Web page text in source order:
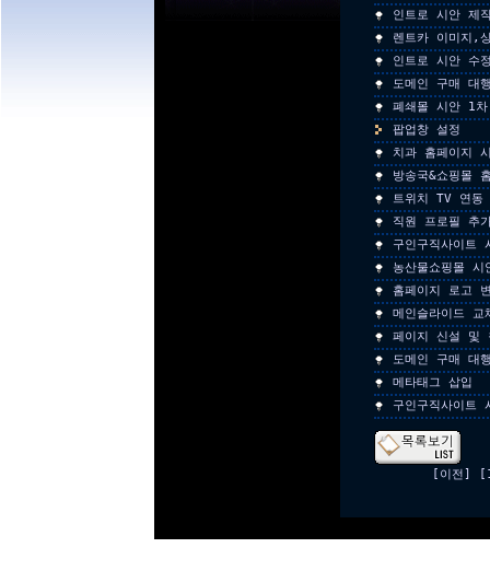
인트로 시안 제
렌트카 이미지,
인트로 시안 수
도메인 구매 대
폐쇄몰 시안 1차
팝업창 설정
치과 홈페이지
방송국&쇼핑몰
트위치 TV 연동
직원 프로필 추
구인구직사이트
농산물쇼핑몰
홈페이지 로고
메인슬라이드 교
페이지 신설 및
도메인 구매 대
메타태그 삽입
구인구직사이트
[이전]